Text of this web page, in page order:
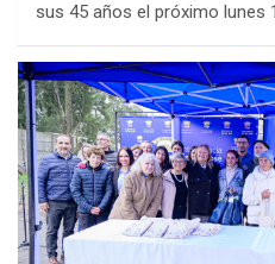
sus 45 años el próximo lunes